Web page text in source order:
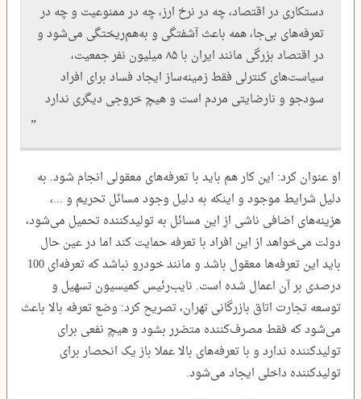
دستکاری‌ در اقتصاد، چه در نرخ ارز، چه در ممنوعیت و چه در
تعرفه‌های بی‌جا، همه باعث آشفتگی و به‌هم‌ریختگی می‌شود و
در اقتصاد بزرگی مانند ایران با ۸۵ میلیون نفر جمعیت،
سیاست‌های کنترلی فقط زمینه‌ساز ایجاد فساد برای افراد
سودجو و نارضایتی مردم است و هیچ خروجی دیگری ندارد
او عنوان کرد: این کار هم باید با تعرفه‌های معقولی انجام شود. به
دلیل شرایط موجود و اینکه به دلیل وجود مسائل تحریم و ...،
هزینه‌های اضافی ناشی از این مسائل به تولیدکننده تحمیل می‌شود،
دولت می‌خواهد از این افراد با تعرفه حمایت کند اما در عین حال
باید این تعرفه‌ها معقول باشد و مانند خودرو نباشد که تعرفه‌ای 100
درصدی بر آن اعمال شده است. نایب‌رئیس کمیسیون تسهیل و
توسعه تجارت اتاق بازرگانی تهران، تصریح کرد: وضع تعرفه بالا باعث
می‌شود که فقط مصرف‌کننده متضرر بشود و هیچ نفعی برای
تولیدکننده ندارد و با تعرفه‌های بالا عملا باز یک انحصار برای
تولیدکننده داخلی ایجاد می‌شود.